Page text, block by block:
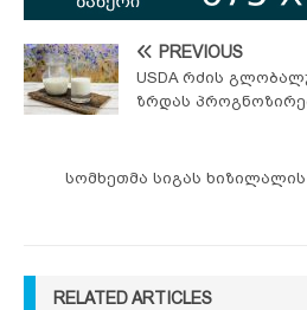
PREVIOUS
USDA რძის
ზრდას
სომხეთმა სიგას
RELATED ARTICLES